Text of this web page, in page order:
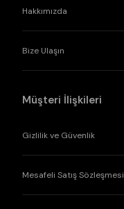
Kapama
Şekli
Materyal
Hakkımızda
Bize Ulaşın
Müşteri İlişkileri
Gizlilik ve Güvenlik
Mesafeli Satış Sözleşmesi